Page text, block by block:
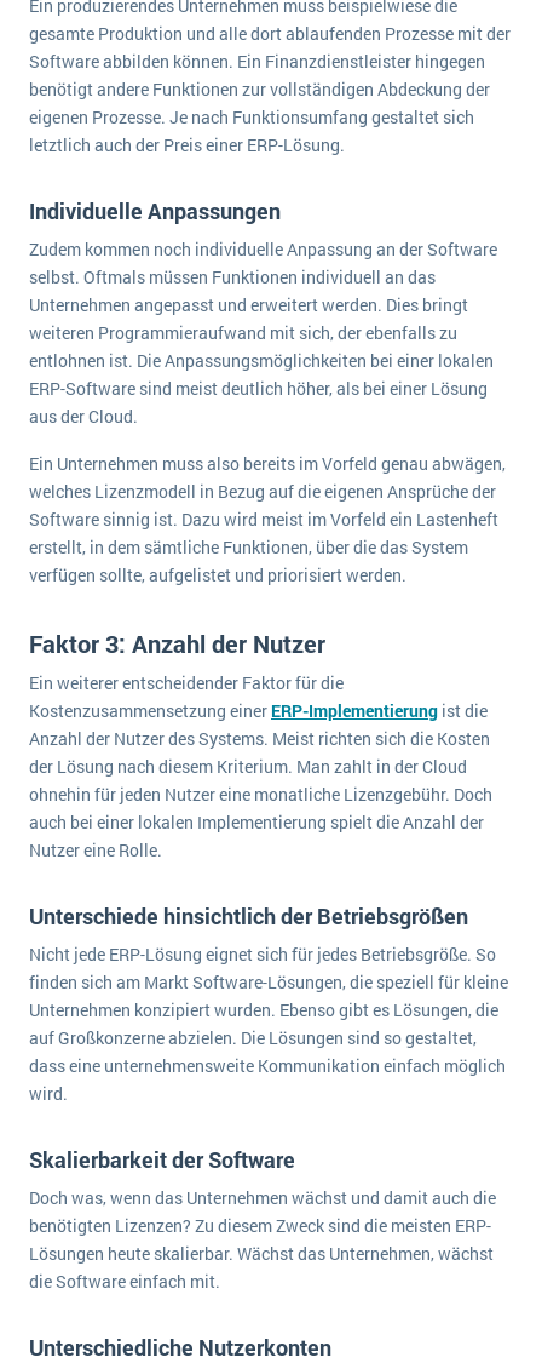
Ein produzierendes Unternehmen muss beispielwiese die
gesamte Produktion und alle dort ablaufenden Prozesse mit der
Software abbilden können. Ein Finanzdienstleister hingegen
benötigt andere Funktionen zur vollständigen Abdeckung der
eigenen Prozesse. Je nach Funktionsumfang gestaltet sich
letztlich auch der Preis einer ERP-Lösung.
Individuelle Anpassungen
Zudem kommen noch individuelle Anpassung an der Software
selbst. Oftmals müssen Funktionen individuell an das
Unternehmen angepasst und erweitert werden. Dies bringt
weiteren Programmieraufwand mit sich, der ebenfalls zu
entlohnen ist. Die Anpassungsmöglichkeiten bei einer lokalen
ERP-Software sind meist deutlich höher, als bei einer Lösung
aus der Cloud.
Ein Unternehmen muss also bereits im Vorfeld genau abwägen,
welches Lizenzmodell in Bezug auf die eigenen Ansprüche der
Software sinnig ist. Dazu wird meist im Vorfeld ein Lastenheft
erstellt, in dem sämtliche Funktionen, über die das System
verfügen sollte, aufgelistet und priorisiert werden.
Faktor 3: Anzahl der Nutzer
Ein weiterer entscheidender Faktor für die
Kostenzusammensetzung einer ERP-Implementierung ist die
Anzahl der Nutzer des Systems. Meist richten sich die Kosten
der Lösung nach diesem Kriterium. Man zahlt in der Cloud
ohnehin für jeden Nutzer eine monatliche Lizenzgebühr. Doch
auch bei einer lokalen Implementierung spielt die Anzahl der
Nutzer eine Rolle.
Unterschiede hinsichtlich der Betriebsgrößen
Nicht jede ERP-Lösung eignet sich für jedes Betriebsgröße. So
finden sich am Markt Software-Lösungen, die speziell für kleine
Unternehmen konzipiert wurden. Ebenso gibt es Lösungen, die
auf Großkonzerne abzielen. Die Lösungen sind so gestaltet,
dass eine unternehmensweite Kommunikation einfach möglich
wird.
Skalierbarkeit der Software
Doch was, wenn das Unternehmen wächst und damit auch die
benötigten Lizenzen? Zu diesem Zweck sind die meisten ERP-
Lösungen heute skalierbar. Wächst das Unternehmen, wächst
die Software einfach mit.
Unterschiedliche Nutzerkonten